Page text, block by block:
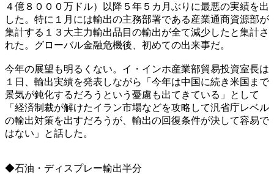
４億８０００万ドル）以降５年５カ月ぶりに最悪の実績を出
した。特に１月には輸出の主務部署である産業通商資源部が
集計する１３大主力輸出品目の輸出が全て減少したと集計さ
れた。グローバル金融危機後、初めての出来事だ。
今年の展望も明るくない。イ・インホ産業部貿易投資室長は
１日、輸出実績を発表しながら「今年は中国に続き米国まで
景気が鈍化するだろうという憂慮も出てきている」として
「経済制裁が解けたイラン市場などを攻略して汎省庁レベル
の輸出対策を出すだろうが、輸出の回復条件が決して容易で
はない」と話した。
◆石油・ディスプレー輸出半分